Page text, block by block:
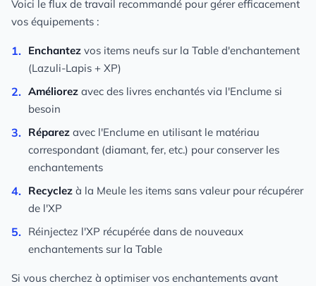
Voici le flux de travail recommandé pour gérer efficacement
vos équipements :
Enchantez vos items neufs sur la Table d'enchantement
(Lazuli-Lapis + XP)
Améliorez avec des livres enchantés via l'Enclume si
besoin
Réparez avec l'Enclume en utilisant le matériau
correspondant (diamant, fer, etc.) pour conserver les
enchantements
Recyclez à la Meule les items sans valeur pour récupérer
de l'XP
Réinjectez l'XP récupérée dans de nouveaux
enchantements sur la Table
Si vous cherchez à optimiser vos enchantements avant